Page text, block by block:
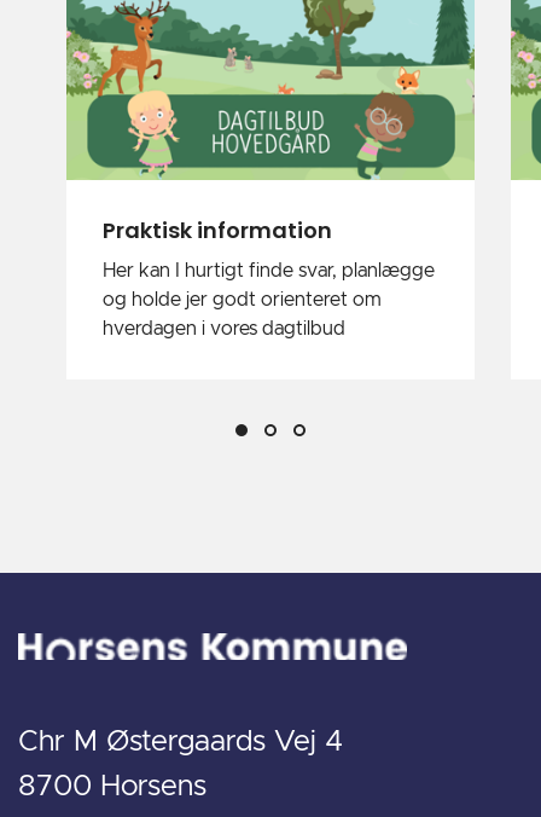
Praktisk information
Her kan I hurtigt finde svar, planlægge
og holde jer godt orienteret om
hverdagen i vores dagtilbud
Chr M Østergaards Vej 4
8700 Horsens